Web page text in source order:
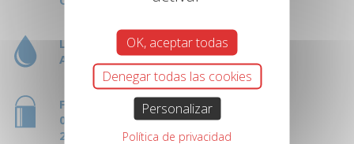
LIMPIEZA HERRAMIENTAS:
AGUARRÁS
FORMATOS:
0,5L
2,5L
OK, aceptar todas
Denegar todas las cookies
Personalizar
Política de privacidad